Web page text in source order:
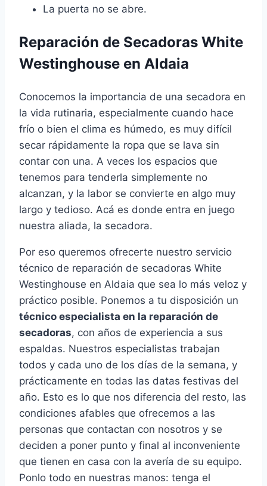
La puerta no se abre.
Reparación de Secadoras White
Westinghouse en Aldaia
Conocemos la importancia de una secadora en
la vida rutinaria, especialmente cuando hace
frío o bien el clima es húmedo, es muy difícil
secar rápidamente la ropa que se lava sin
contar con una. A veces los espacios que
tenemos para tenderla simplemente no
alcanzan, y la labor se convierte en algo muy
largo y tedioso. Acá es donde entra en juego
nuestra aliada, la secadora.
Por eso queremos ofrecerte nuestro servicio
técnico de reparación de secadoras White
Westinghouse en Aldaia que sea lo más veloz y
práctico posible. Ponemos a tu disposición un
técnico especialista en la reparación de
secadoras, con años de experiencia a sus
espaldas. Nuestros especialistas trabajan
todos y cada uno de los días de la semana, y
prácticamente en todas las datas festivas del
año. Esto es lo que nos diferencia del resto, las
condiciones afables que ofrecemos a las
personas que contactan con nosotros y se
deciden a poner punto y final al inconveniente
que tienen en casa con la avería de su equipo.
Ponlo todo en nuestras manos: tenga el